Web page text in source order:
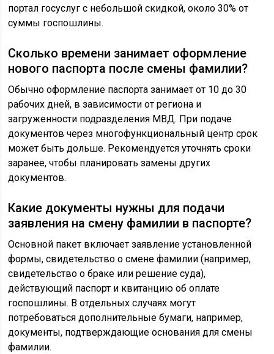
портал госуслуг с небольшой скидкой, около 30% от
суммы госпошлины.
Сколько времени занимает оформление
нового паспорта после смены фамилии?
Обычно оформление паспорта занимает от 10 до 30
рабочих дней, в зависимости от региона и
загруженности подразделения МВД. При подаче
документов через многофункциональный центр срок
может быть дольше. Рекомендуется уточнять сроки
заранее, чтобы планировать замены других
документов.
Какие документы нужны для подачи
заявления на смену фамилии в паспорте?
Основной пакет включает заявление установленной
формы, свидетельство о смене фамилии (например,
свидетельство о браке или решение суда),
действующий паспорт и квитанцию об оплате
госпошлины. В отдельных случаях могут
потребоваться дополнительные бумаги, например,
документы, подтверждающие основания для смены
фамилии.